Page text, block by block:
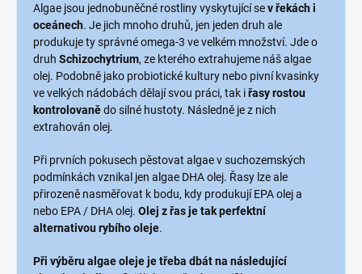
Algae jsou jednobuněčné rostliny vyskytující sev řekách i
oceánech. Je jich mnoho druhů, jen jeden druh ale
produkuje ty správné omega-3 ve velkém množství. Jde o
druh Schizochytrium, ze kterého extrahujeme náš algae
olej. Podobně jako probiotické kultury nebo pivní kvasinky
ve velkých nádobách dělají svou práci, tak iřasy rostou
kontrolovanědo silné hustoty. Následně je z nich
extrahován olej.
Při prvních pokusech pěstovat algae v suchozemských
podmínkách vznikal jen algae DHA olej. Řasy lze ale
přirozeně nasměřovat k bodu, kdy produkují EPA olej a
nebo EPA / DHA olej. Olej z řas je tak perfektní
alternativou rybího oleje.
Při výběru algae oleje je třeba dbát na následující